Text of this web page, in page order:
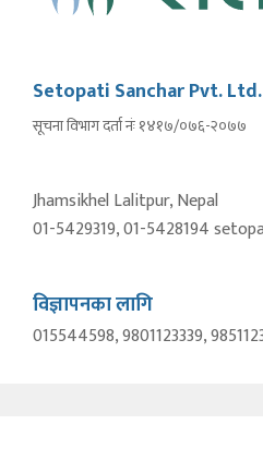
Setopati Sanchar Pvt. Ltd.
सूचना विभाग दर्ता नंः १४१७/०७६-२०७७
Jhamsikhel Lalitpur, Nepal
01-5429319, 01-5428194
विज्ञापनका लागि
015544598, 9801123339,